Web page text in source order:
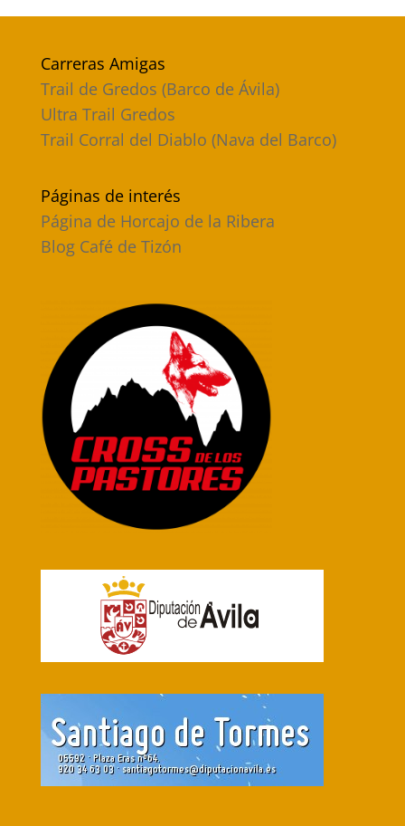
Carreras Amigas
Trail de Gredos (Barco de Ávila)
Ultra Trail Gredos
Trail Corral del Diablo (Nava del Barco)
Páginas de interés
Página de Horcajo de la Ribera
Blog Café de Tizón